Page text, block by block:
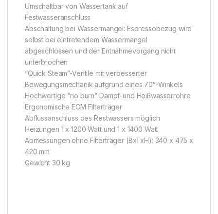
Umschaltbar von Wassertank auf
Festwasseranschluss
Abschaltung bei Wassermangel: Espressobezug wird
selbst bei eintretendem Wassermangel
abgeschlossen und der Entnahmevorgang nicht
unterbrochen
“Quick Steam”-Ventile mit verbesserter
Bewegungsmechanik aufgrund eines 70°-Winkels
Hochwertige “no burn” Dampf-und Heißwasserrohre
Ergonomische ECM Filterträger
Abflussanschluss des Restwassers möglich
Heizungen 1 x 1200 Watt und 1 x 1400 Watt
Abmessungen ohne Filterträger (BxTxH): 340 x 475 x
420 mm
Gewicht 30 kg